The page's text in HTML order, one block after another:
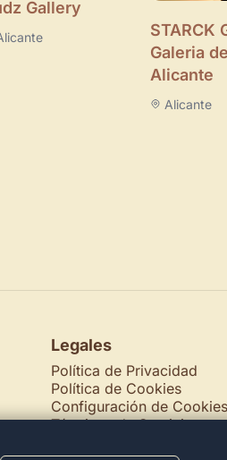
Gallery
STARCK
Galeria
Alicante
Alicante
Legales
Política de Privacidad
Política de Cookies
Configuración de Cookies
Términos de Servicio